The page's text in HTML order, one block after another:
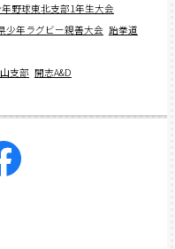
野球東北支部1年生大会
少年ラグビー親善大会 跆拳道
支部 開志A&D